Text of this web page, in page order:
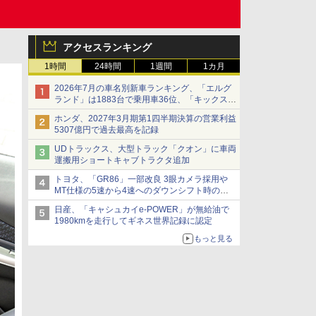
アクセスランキング
1時間 24時間 1週間 1カ月
2026年7月の車名別新車ランキング、「エルグ
ランド」は1883台で乗用車36位、「キックス」
は2591台で27位に
ホンダ、2027年3月期第1四半期決算の営業利益
5307億円で過去最高を記録
UDトラックス、大型トラック「クオン」に車両
運搬用ショートキャブトラクタ追加
トヨタ、「GR86」一部改良 3眼カメラ採用や
MT仕様の5速から4速へのダウンシフト時の操
作性向上など
日産、「キャシュカイe-POWER」が無給油で
1980kmを走行してギネス世界記録に認定
もっと見る